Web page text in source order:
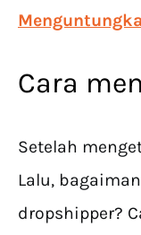
Cara
Setelah
Lalu,
dropshipper?